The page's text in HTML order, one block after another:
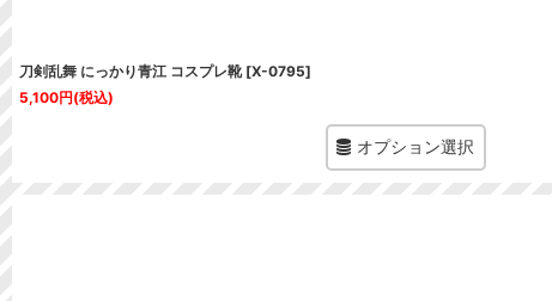
刀剣乱舞 にっかり青江 コスプレ靴 [X-0795]
5,100円(税込)
オプション選択